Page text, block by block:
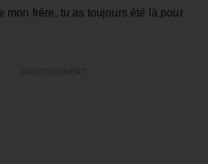
mon frère, tu as toujours été là pour